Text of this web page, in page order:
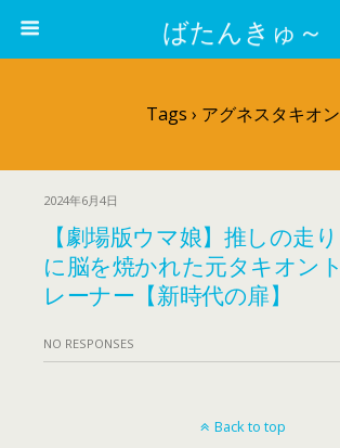
ばたんきゅ～
Tags › アグネスタキオン
2024年6月4日
【劇場版ウマ娘】推しの走り
に脳を焼かれた元タキオント
レーナー【新時代の扉】
NO RESPONSES
Back to top